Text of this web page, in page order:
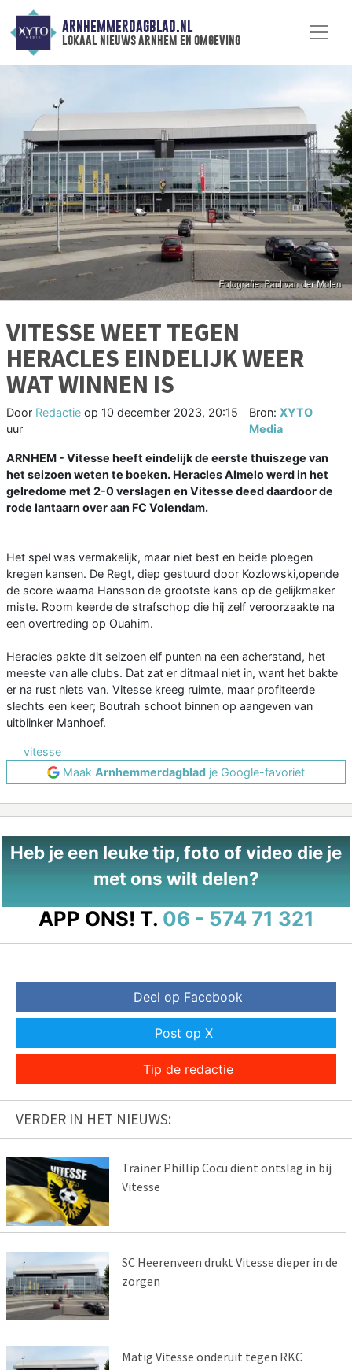
ARNHEMMERDAGBLAD.NL
lokaal nieuws arnhem en omgeving
VITESSE WEET TEGEN
HERACLES EINDELIJK WEER
WAT WINNEN IS
Door Redactie op 10 december 2023, 20:15
uur
Bron:XYTO
Media
ARNHEM - Vitesse heeft eindelijk de eerste thuiszege van
het seizoen weten te boeken. Heracles Almelo werd in het
gelredome met 2-0 verslagen en Vitesse deed daardoor de
rode lantaarn over aan FC Volendam.
Het spel was vermakelijk, maar niet best en beide ploegen
kregen kansen. De Regt, diep gestuurd door Kozlowski,opende
de score waarna Hansson de grootste kans op de gelijkmaker
miste. Room keerde de strafschop die hij zelf veroorzaakte na
een overtreding op Ouahim.
Heracles pakte dit seizoen elf punten na een acherstand, het
meeste van alle clubs. Dat zat er ditmaal niet in, want het bakte
er na rust niets van. Vitesse kreeg ruimte, maar profiteerde
slechts een keer; Boutrah schoot binnen op aangeven van
uitblinker Manhoef.
vitesse
Maak Arnhemmerdagblad je Google-favoriet
Heb je een leuke tip, foto of video die je
met ons wilt delen?
APP ONS! T. 06 - 574 71 321
Deel op Facebook
Post op X
Tip de redactie
VERDER IN HET NIEUWS:
Trainer Phillip Cocu dient ontslag in bij
Vitesse
SC Heerenveen drukt Vitesse dieper in de
zorgen
Matig Vitesse onderuit tegen RKC